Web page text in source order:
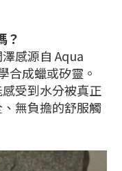
？
感源自 Aqua
合成蠟或矽靈。
受到水分被真正
無負擔的舒服觸